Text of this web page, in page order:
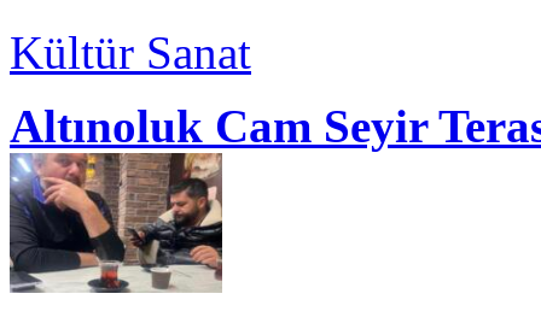
Kültür Sanat
Altınoluk Cam Seyir